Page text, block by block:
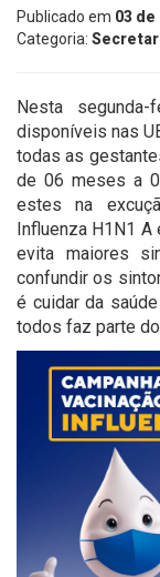
Publicado em 03 de
Categoria:
Nesta
disponíveis nas
todas as
de 06 meses a
estes na
Influenza H1N1 A
evita maiores
confundir os
é cuidar da
todos faz parte